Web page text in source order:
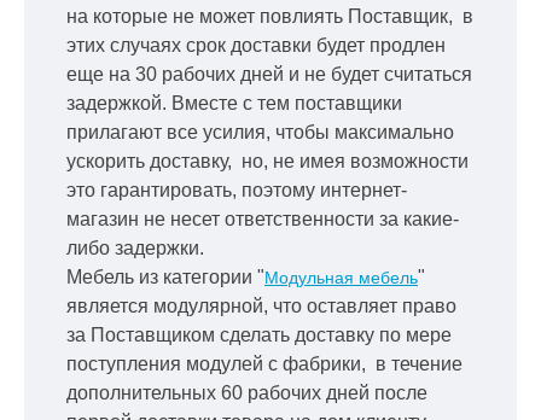
на которые не может повлиять Поставщик, в
этих случаях срок доставки будет продлен
еще на 30 рабочих дней и не будет считаться
задержкой. Вместе с тем поставщики
прилагают все усилия, чтобы максимально
ускорить доставку, но, не имея возможности
это гарантировать, поэтому интернет-
магазин не несет ответственности за какие-
либо задержки.
Мебель из категории "Модульная мебель"
является модулярной, что оставляет право
за Поставщиком сделать доставку по мере
поступления модулей с фабрики, в течение
дополнительных 60 рабочих дней после